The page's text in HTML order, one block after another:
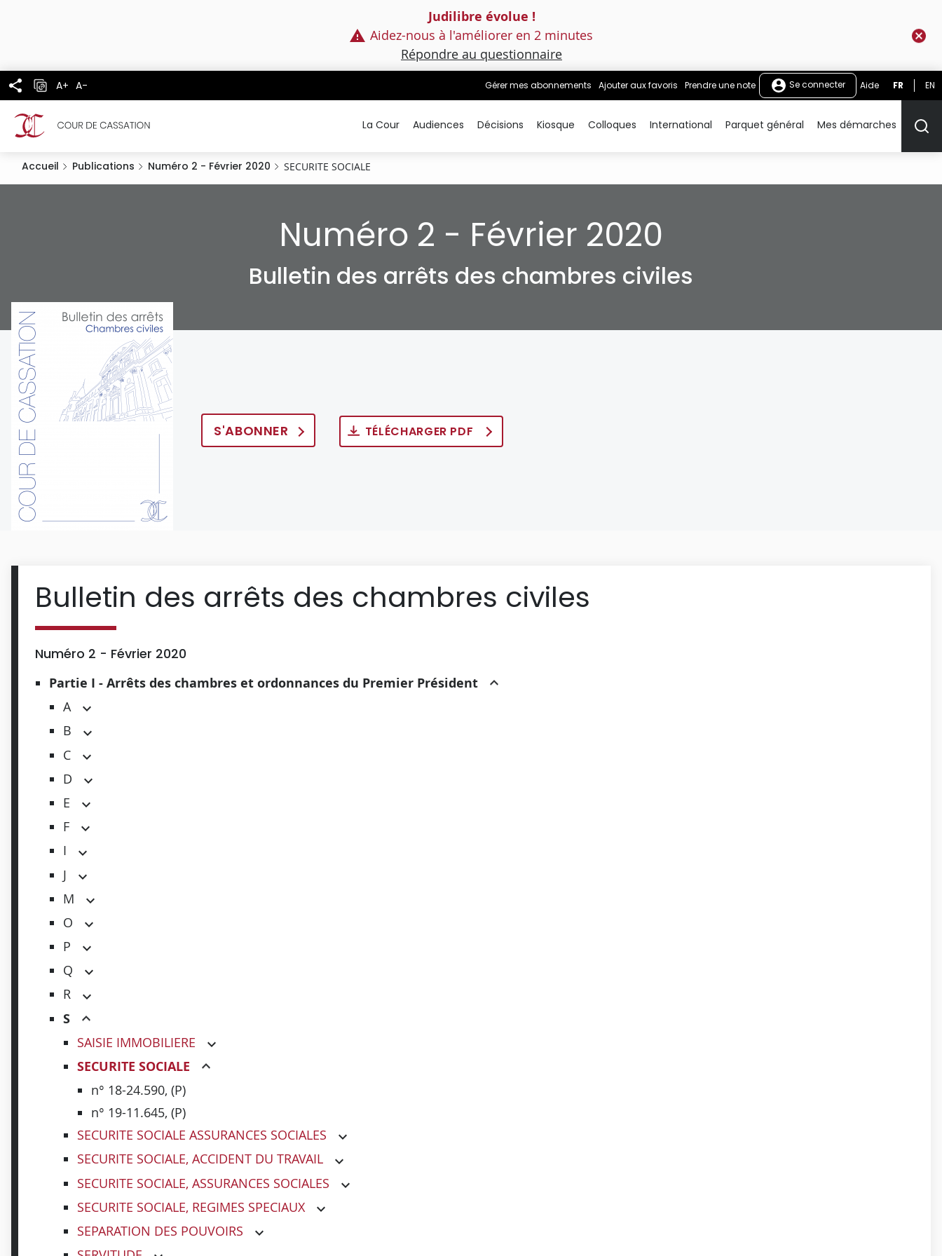
Judilibre évolue !
Aidez-nous à l'améliorer en 2 minutes
Répondre au questionnaire
A+ A- Gérer mes abonnements Ajouter aux favoris Prendre une note Se connecter Aide FR EN
La Cour Audiences Décisions Kiosque Colloques International Parquet général Mes démarches
Accueil Publications Numéro 2 - Février 2020 SECURITE SOCIALE
Numéro 2 - Février 2020
Bulletin des arrêts des chambres civiles
S'ABONNER TÉLÉCHARGER PDF
Bulletin des arrêts des chambres civiles
Numéro 2 - Février 2020
Partie I - Arrêts des chambres et ordonnances du Premier Président
A
B
C
D
E
F
I
J
M
O
P
Q
R
S
SAISIE IMMOBILIERE
SECURITE SOCIALE
n° 18-24.590, (P)
n° 19-11.645, (P)
SECURITE SOCIALE ASSURANCES SOCIALES
SECURITE SOCIALE, ACCIDENT DU TRAVAIL
SECURITE SOCIALE, ASSURANCES SOCIALES
SECURITE SOCIALE, REGIMES SPECIAUX
SEPARATION DES POUVOIRS